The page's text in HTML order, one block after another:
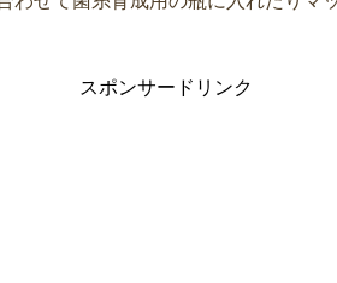
スポンサードリンク